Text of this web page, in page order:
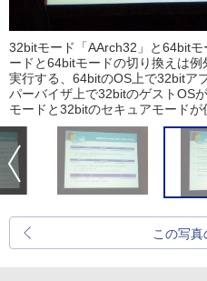
32bitモード「AArch32」と64bit
ードと64bitモードの切り換えは
実行する、64bitのOS上で32bitア
パーバイザ上で32bitのゲストOS
モードと32bitのセキュアモード
この写